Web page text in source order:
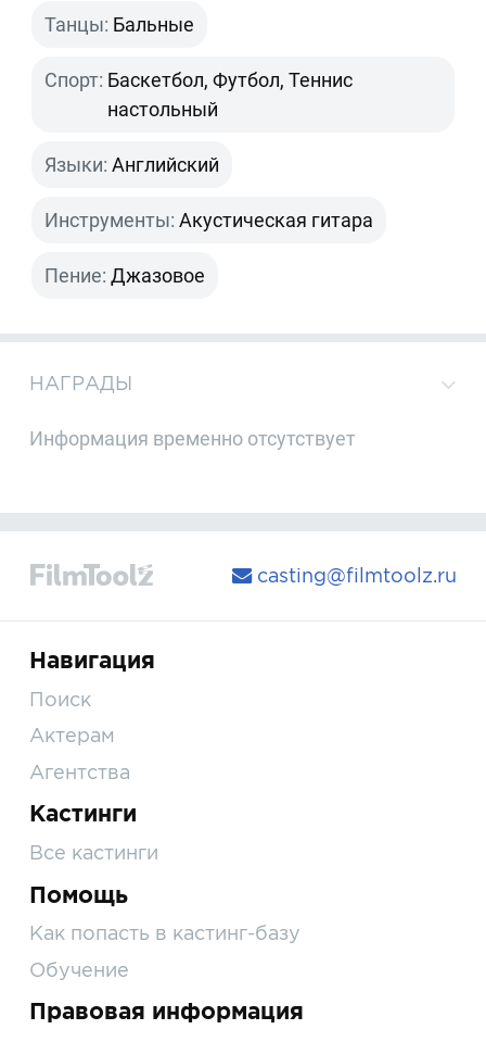
Танцы: Бальные
Спорт: Баскетбол, Футбол, Теннис
настольный
Языки: Английский
Инструменты: Акустическая гитара
Пение: Джазовое
НАГРАДЫ
Информация временно отсутствует
casting@filmtoolz.ru
Навигация
Поиск
Актерам
Агентства
Кастинги
Все кастинги
Помощь
Как попасть в кастинг-базу
Обучение
Правовая информация